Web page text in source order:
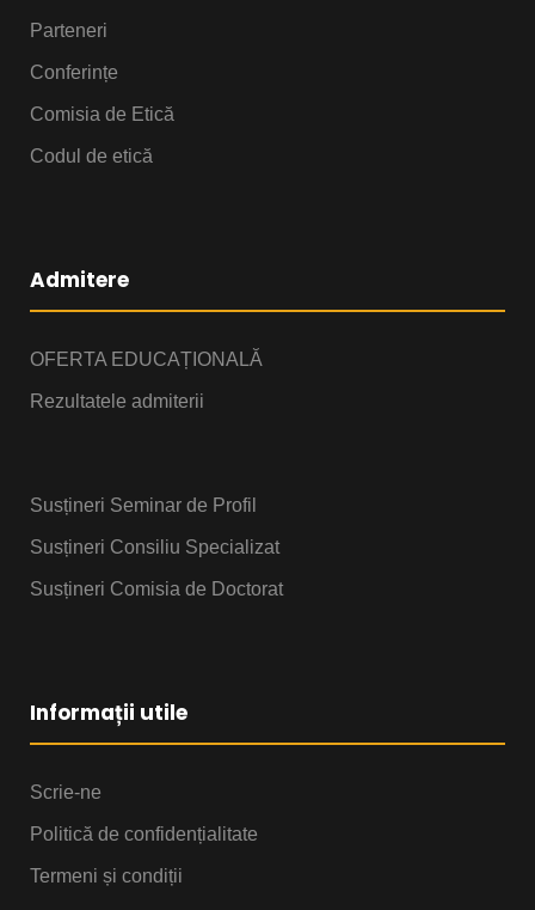
Parteneri
Conferințe
Comisia de Etică
Codul de etică
Admitere
OFERTA EDUCAȚIONALĂ
Rezultatele admiterii
Susțineri Seminar de Profil
Susțineri Consiliu Specializat
Susțineri Comisia de Doctorat
Informații utile
Scrie-ne
Politică de confidențialitate
Termeni și condiții